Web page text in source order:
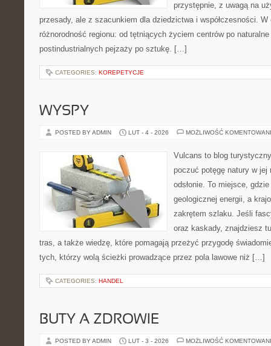
przystępnie, z uwagą na
przesady, ale z szacunkiem dla dziedzictwa i współczesności. W
różnorodność regionu: od tętniących życiem centrów po
postindustrialnych pejzaży po sztukę. […]
CATEGORIES: KOREPETYCJE
WYSPY
POSTED BY ADMIN LUT - 4 - 2026 MOŻLIWOŚĆ
Vulcans to blog
poczuć potęgę natury w jej
odsłonie. To miejsce,
geologicznej energii, a
zakrętem szlaku. Jeśli
oraz kaskady, znajdziesz
tras, a także wiedzę, które pomagają przeżyć przygodę
tych, którzy wolą ścieżki prowadzące przez pola lawowe niż […]
CATEGORIES: HANDEL
BUTY A ZDROWIE
POSTED BY ADMIN LUT - 3 - 2026 MOŻLIWOŚĆ